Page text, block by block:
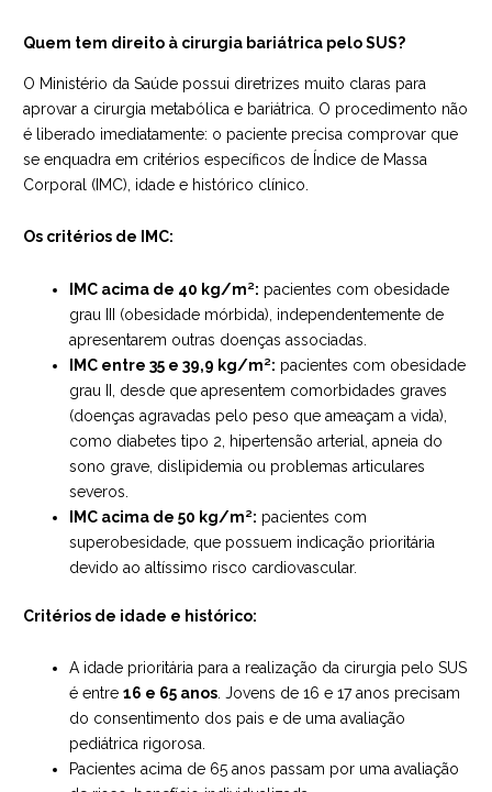
Quem tem direito à cirurgia bariátrica pelo SUS?
O Ministério da Saúde possui diretrizes muito claras para
aprovar a cirurgia metabólica e bariátrica. O procedimento não
é liberado imediatamente: o paciente precisa comprovar que
se enquadra em critérios específicos de Índice de Massa
Corporal (IMC), idade e histórico clínico.
Os critérios de IMC:
IMC acima de 40 kg/m²: pacientes com obesidade
grau III (obesidade mórbida), independentemente de
apresentarem outras doenças associadas.
IMC entre 35 e 39,9 kg/m²: pacientes com obesidade
grau II, desde que apresentem comorbidades graves
(doenças agravadas pelo peso que ameaçam a vida),
como diabetes tipo 2, hipertensão arterial, apneia do
sono grave, dislipidemia ou problemas articulares
severos.
IMC acima de 50 kg/m²: pacientes com
superobesidade, que possuem indicação prioritária
devido ao altíssimo risco cardiovascular.
Critérios de idade e histórico:
A idade prioritária para a realização da cirurgia pelo SUS
é entre 16 e 65 anos . Jovens de 16 e 17 anos precisam
do consentimento dos pais e de uma avaliação
pediátrica rigorosa.
Pacientes acima de 65 anos passam por uma avaliação